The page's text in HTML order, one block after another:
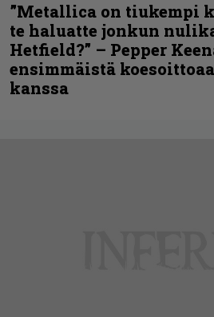
”Metallica on tiukempi
te haluatte jonkun
Hetfield?” – Pepper
ensimmäistä
kanssa